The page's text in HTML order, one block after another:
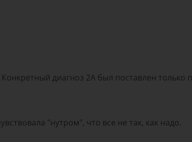
диагноз 2A был поставлен только
"нутром", что все не так, как надо.